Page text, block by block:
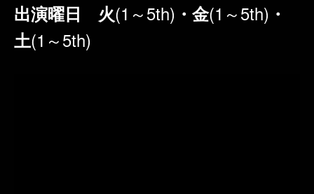
出演曜日 火(1～5th) ・金(1～5th) ・
土(1～5th)